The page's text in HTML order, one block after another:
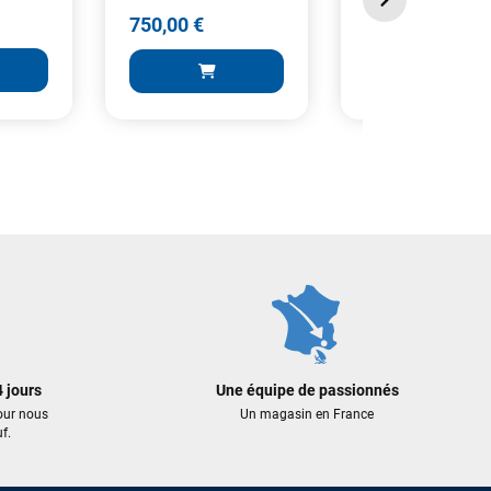
750,00 € 490,00 €
jours
nous
Une équipe de passionnés
Un magasin en France